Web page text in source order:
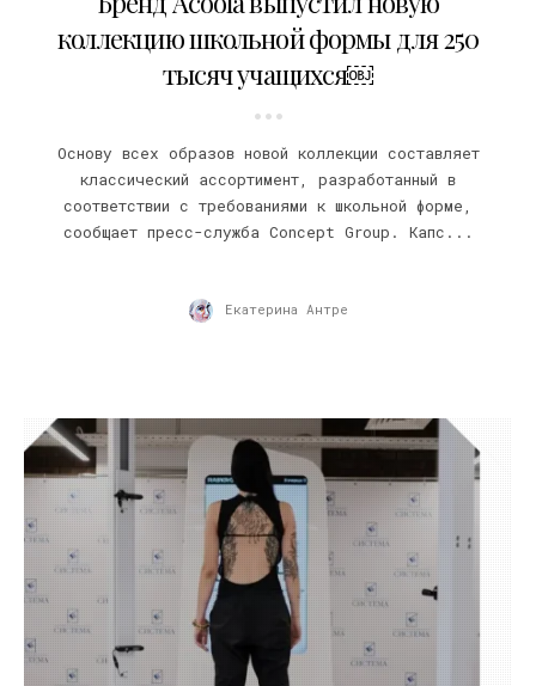
коллекцию школьной формы для 250
тысяч учащихся￼
Основу всех образов новой коллекции составляет
классический ассортимент, разработанный в
соответствии с требованиями к школьной форме,
сообщает пресс-служба Concept Group. Капс...
Екатерина Антре